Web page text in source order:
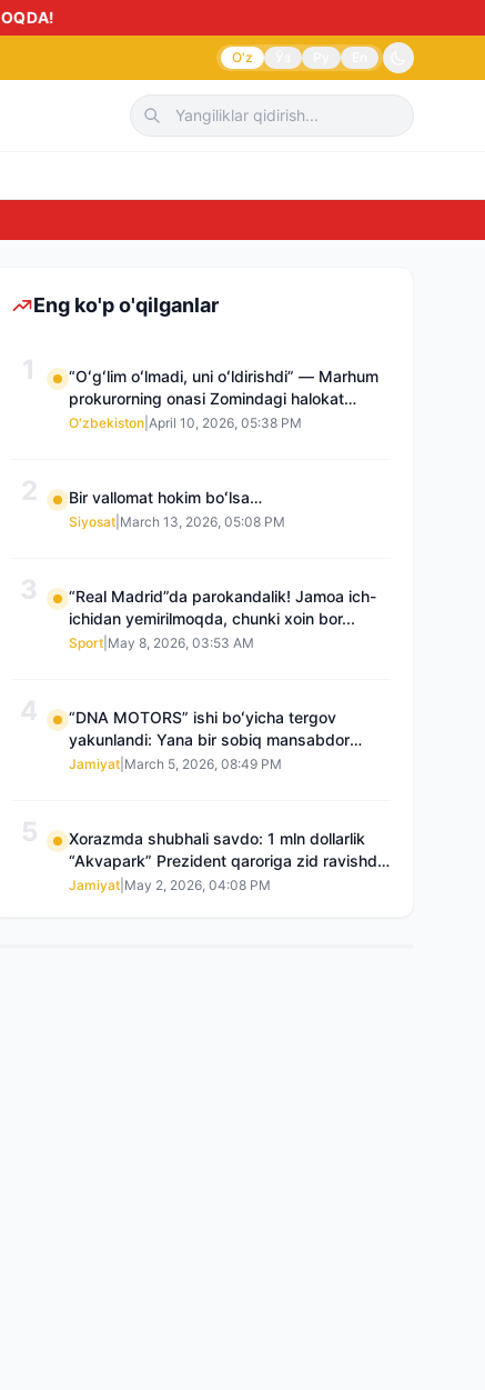
O'z
Eng ko'p o'qilganlar
1
“Oʻgʻlim oʻlmadi, uni oʻldirishdi” — Marhum
prokurorning onasi Zomindagi halokat
boʻyicha qayta tergov talab qilmoqda
O'zbekiston April 10, 2026, 05:38 PM
2 Bir vallomat hokim boʻlsa…
Siyosat March 13, 2026, 05:08 PM
3
“Real Madrid”da parokandalik! Jamoa ich-
ichidan yemirilmoqda, chunki xoin bor...
Sport May 8, 2026, 03:53 AM
4
“DNA MOTORS” ishi boʻyicha tergov
yakunlandi: Yana bir sobiq mansabdor
qamoqqa olingan, Saidnazirxanovaning
Jamiyat March 5, 2026, 08:49 PM
5
Xorazmda shubhali savdo: 1 mln dollarlik
“Akvapark” Prezident qaroriga zid ravishda
sotilgani maʼlum boʻldi
Jamiyat May 2, 2026, 04:08 PM